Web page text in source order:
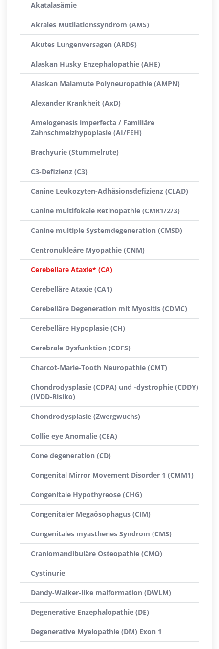
Akatalasämie
Akrales Mutilationssyndrom (AMS)
Akutes Lungenversagen (ARDS)
Alaskan Husky Enzephalopathie (AHE)
Alaskan Malamute Polyneuropathie (AMPN)
Alexander Krankheit (AxD)
Amelogenesis imperfecta / Familiäre
Zahnschmelzhypoplasie (AI/FEH)
Brachyurie (Stummelrute)
C3-Defizienz (C3)
Canine Leukozyten-Adhäsionsdefizienz (CLAD)
Canine multifokale Retinopathie (CMR1/2/3)
Canine multiple Systemdegeneration (CMSD)
Centronukleäre Myopathie (CNM)
Cerebellare Ataxie* (CA)
Cerebelläre Ataxie (CA1)
Cerebelläre Degeneration mit Myositis (CDMC)
Cerebelläre Hypoplasie (CH)
Cerebrale Dysfunktion (CDFS)
Charcot-Marie-Tooth Neuropathie (CMT)
Chondrodysplasie (CDPA) und -dystrophie (CDDY)
(IVDD-Risiko)
Chondrodysplasie (Zwergwuchs)
Collie eye Anomalie (CEA)
Cone degeneration (CD)
Congenital Mirror Movement Disorder 1 (CMM1)
Congenitale Hypothyreose (CHG)
Congenitaler Megaösophagus (CIM)
Congenitales myasthenes Syndrom (CMS)
Craniomandibuläre Osteopathie (CMO)
Cystinurie
Dandy-Walker-like malformation (DWLM)
Degenerative Enzephalopathie (DE)
Degenerative Myelopathie (DM) Exon 1